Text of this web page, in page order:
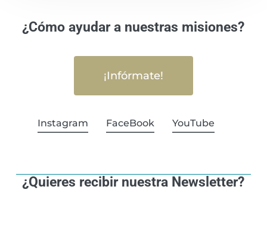
¿Cómo ayudar a nuestras misiones?
¡Infórmate!
Instagram FaceBook YouTube
¿Quieres recibir nuestra Newsletter?